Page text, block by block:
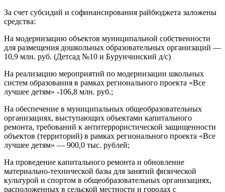
За счет субсидий и софинансирования райбюджета заложены
средства:
На модернизацию объектов муниципальной собственности
для размещения дошкольных образовательных организаций —
10,9 млн. руб. (Детсад №10 и Бурунчинский д/с)
На реализацию мероприятий по модернизации школьных
систем образования в рамках регионального проекта «Все
лучшее детям» -106,8 млн. руб.;
На обеспечение в муниципальных общеобразовательных
организациях, выступающих объектами капитального
ремонта, требований к антитеррористической защищенности
объектов (территорий) в рамках регионального проекта «Все
лучшее детям» — 900,0 тыс. рублей;
На проведение капитального ремонта и обновление
материально-технической базы для занятий физической
культурой и спортом в общеобразовательных организациях,
расположенных в сельской местности и городах с